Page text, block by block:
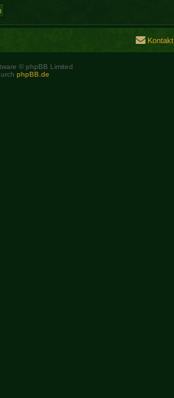
Kontakt
© phpBB Limited
phpBB.de